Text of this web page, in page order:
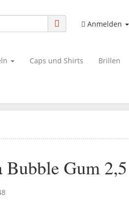
Anmelden
Caps und Shirts Brillen
Bubble Gum 2,5